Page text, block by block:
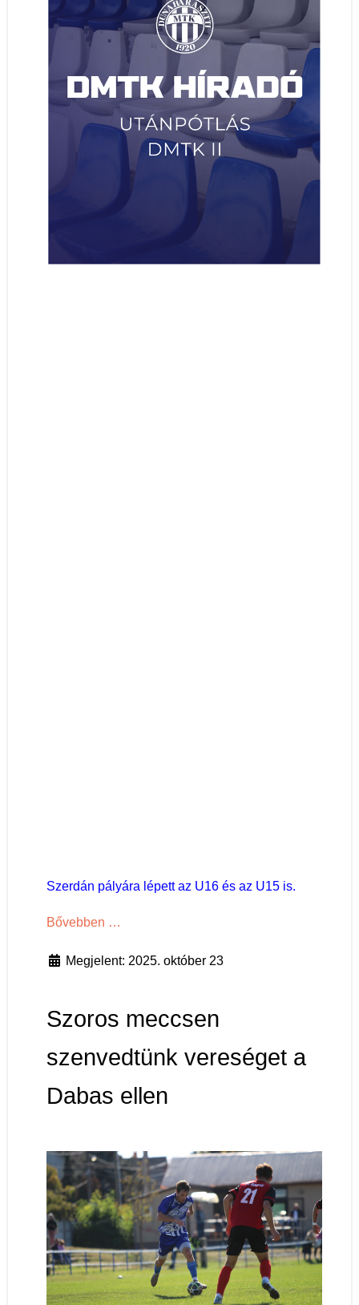
Szerdán pályára lépett az U16 és az U15 is.
Bővebben …
Megjelent: 2025. október 23
Szoros meccsen
szenvedtünk vereséget a
Dabas ellen